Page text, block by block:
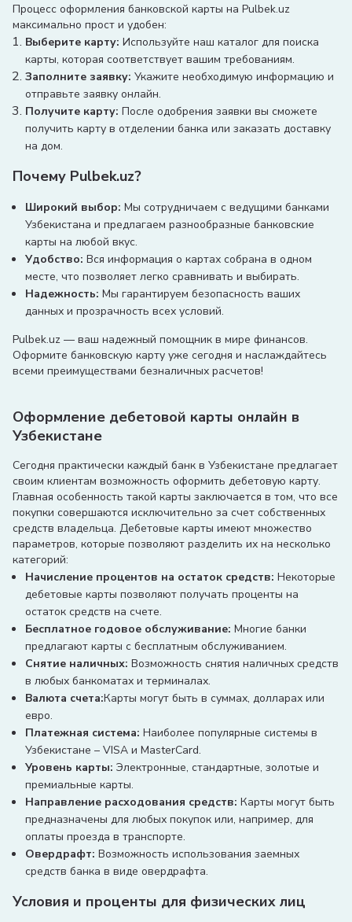
Процесс оформления банковской карты на Pulbek.uz
максимально прост и удобен:
Выберите карту: Используйте наш каталог для поиска
карты, которая соответствует вашим требованиям.
Заполните заявку: Укажите необходимую информацию и
отправьте заявку онлайн.
Получите карту: После одобрения заявки вы сможете
получить карту в отделении банка или заказать доставку
на дом.
Почему Pulbek.uz?
Широкий выбор: Мы сотрудничаем с ведущими банками
Узбекистана и предлагаем разнообразные банковские
карты на любой вкус.
Удобство: Вся информация о картах собрана в одном
месте, что позволяет легко сравнивать и выбирать.
Надежность: Мы гарантируем безопасность ваших
данных и прозрачность всех условий.
Pulbek.uz — ваш надежный помощник в мире финансов.
Оформите банковскую карту уже сегодня и наслаждайтесь
всеми преимуществами безналичных расчетов!
Оформление дебетовой карты онлайн в
Узбекистане
Сегодня практически каждый банк в Узбекистане предлагает
своим клиентам возможность оформить дебетовую карту.
Главная особенность такой карты заключается в том, что все
покупки совершаются исключительно за счет собственных
средств владельца. Дебетовые карты имеют множество
параметров, которые позволяют разделить их на несколько
категорий:
Начисление процентов на остаток средств: Некоторые
дебетовые карты позволяют получать проценты на
остаток средств на счете.
Бесплатное годовое обслуживание: Многие банки
предлагают карты с бесплатным обслуживанием.
Снятие наличных: Возможность снятия наличных средств
в любых банкоматах и терминалах.
Валюта счета:Карты могут быть в суммах, долларах или
евро.
Платежная система: Наиболее популярные системы в
Узбекистане – VISA и MasterCard.
Уровень карты: Электронные, стандартные, золотые и
премиальные карты.
Направление расходования средств: Карты могут быть
предназначены для любых покупок или, например, для
оплаты проезда в транспорте.
Овердрафт: Возможность использования заемных
средств банка в виде овердрафта.
Условия и проценты для физических лиц